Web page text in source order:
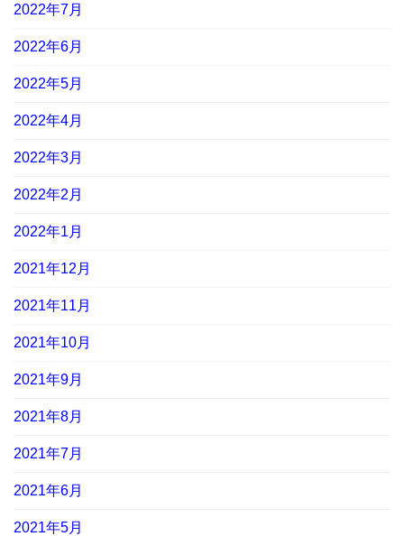
2022年7月
2022年6月
2022年5月
2022年4月
2022年3月
2022年2月
2022年1月
2021年12月
2021年11月
2021年10月
2021年9月
2021年8月
2021年7月
2021年6月
2021年5月